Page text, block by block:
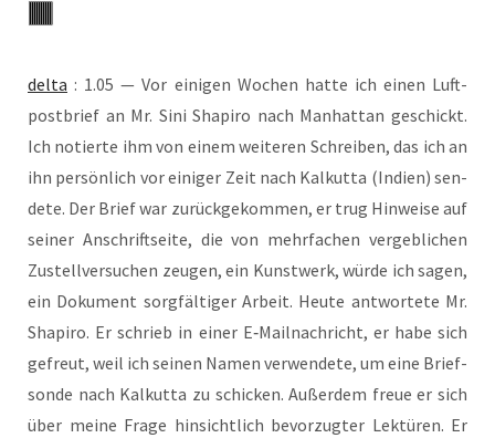
del­ta : 1.05 — Vor eini­gen Wochen hat­te ich einen Luft­
post­brief an Mr. Sini Sha­pi­ro nach Man­hat­tan geschickt.
Ich notier­te ihm von einem wei­te­ren Schrei­ben, das ich an
ihn per­sön­lich vor eini­ger Zeit nach Kal­kut­ta (Indi­en) sen­
de­te. Der Brief war zurück­ge­kom­men, er trug Hin­wei­se auf
sei­ner Anschrift­sei­te, die von mehr­fa­chen ver­geb­li­chen
Zustell­ver­su­chen zeu­gen, ein Kunst­werk, wür­de ich sagen,
ein Doku­ment sorg­fäl­ti­ger Arbeit. Heu­te ant­wor­te­te Mr.
Sha­pi­ro. Er schrieb in einer E‑Mailnachricht, er habe sich
gefreut, weil ich sei­nen Namen ver­wen­de­te, um eine Brief­
son­de nach Kal­kut­ta zu schi­cken. Außer­dem freue er sich
über mei­ne Fra­ge hin­sicht­lich bevor­zug­ter Lek­tü­ren. Er